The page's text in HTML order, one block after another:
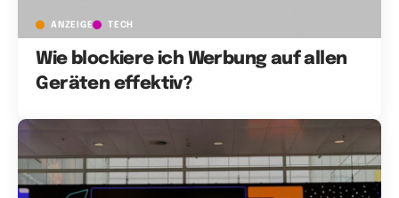
ANZEIGE TECH
Wie blockiere ich Werbung auf allen
Geräten effektiv?